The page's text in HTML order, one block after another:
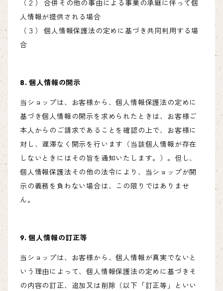
（２） 合併その他の事由による事業の承継に伴って個
人情報が提供される場合
（３） 個人情報保護法の定めに基づき共同利用する場
合
8. 個人情報の開示
当ショップは、お客様から、個人情報保護法の定めに
基づき個人情報の開示を求められたときは、お客様ご
本人からのご請求であることを確認の上で、お客様に
対し、遅滞なく開示を行います（当該個人情報が存在
しないときにはその旨を通知いたします。）。但し、
個人情報保護法その他の法令により、当ショップが開
示の義務を負わない場合は、この限りではありませ
ん。
9. 個人情報の訂正等
当ショップは、お客様から、個人情報が真実でないと
いう理由によって、個人情報保護法の定めに基づきそ
の内容の訂正、追加又は削除（以下「訂正等」といい